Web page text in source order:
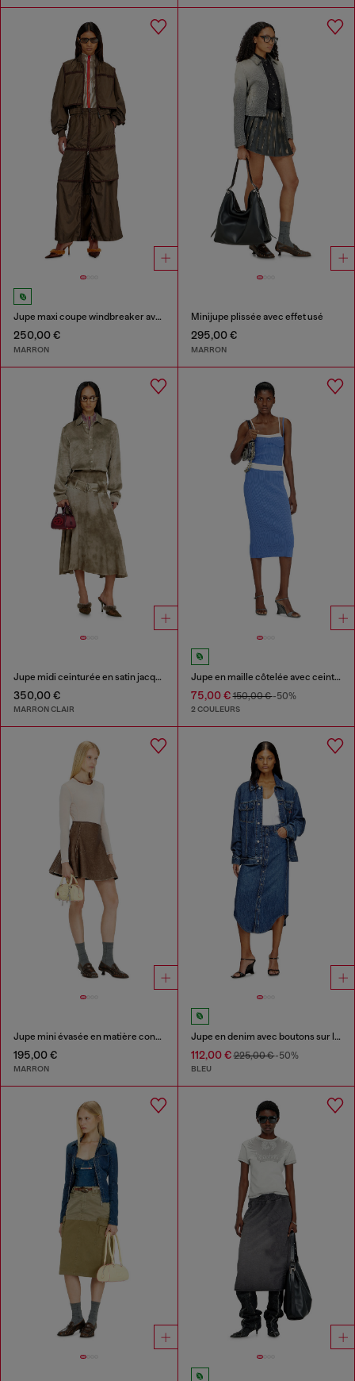
Jupe maxi coupe windbreaker avec zip devant
250,00 €
MARRON
Minijupe plissée avec effet usé
295,00 €
MARRON
Jupe midi ceinturée en satin jacquard logo
350,00 €
MARRON CLAIR
Jupe en maille côtelée avec ceinture contrastante
75,00 €150,00 €-50%
2 COULEURS
Jupe mini évasée en matière contrecollée
195,00 €
MARRON
Jupe en denim avec boutons sur le devant
112,00 €225,00 €-50%
BLEU